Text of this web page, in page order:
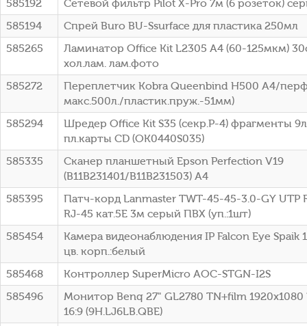
585192
Сетевой фильтр Pilot X-Pro 7м (6 розеток)
585194
Спрей Buro BU-Ssurface для пластика 250мл
585265
Ламинатор Office Kit L2305 A4 (60-125мкм)
хол.лам. лам.фото
585272
Переплетчик Kobra Queenbind H500 A4/
макс.500л./пластик.пруж.-51мм)
585294
Шредер Office Kit S35 (секр.P-4) фрагменты
пл.карты CD (OK0440S035)
585335
Сканер планшетный Epson Perfection V19
(B11B231401/B11B231503) A4
585395
Патч-корд Lanmaster TWT-45-45-3.0-GY UTP
RJ-45 кат.5E 3м серый ПВХ (уп.:1шт)
585454
Камера видеонаблюдения IP Falcon Eye Spaik
цв. корп.:белый
585468
Контроллер SuperMicro AOC-STGN-I2S
585496
Монитор Benq 27" GL2780 TN+film
16:9 (9H.LJ6LB.QBE)